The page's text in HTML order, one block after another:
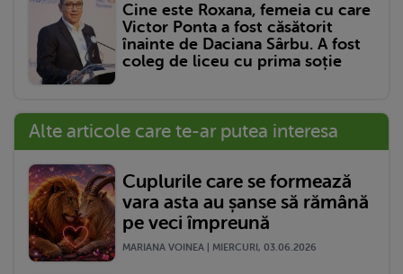
Cine este Roxana, femeia cu care
Victor Ponta a fost căsătorit
înainte de Daciana Sârbu. A fost
coleg de liceu cu prima soție
Alte articole care te-ar putea interesa
Cuplurile care se formează
vara asta au șanse să rămână
pe veci împreună
MARIANA VOINEA | MIERCURI, 03.06.2026